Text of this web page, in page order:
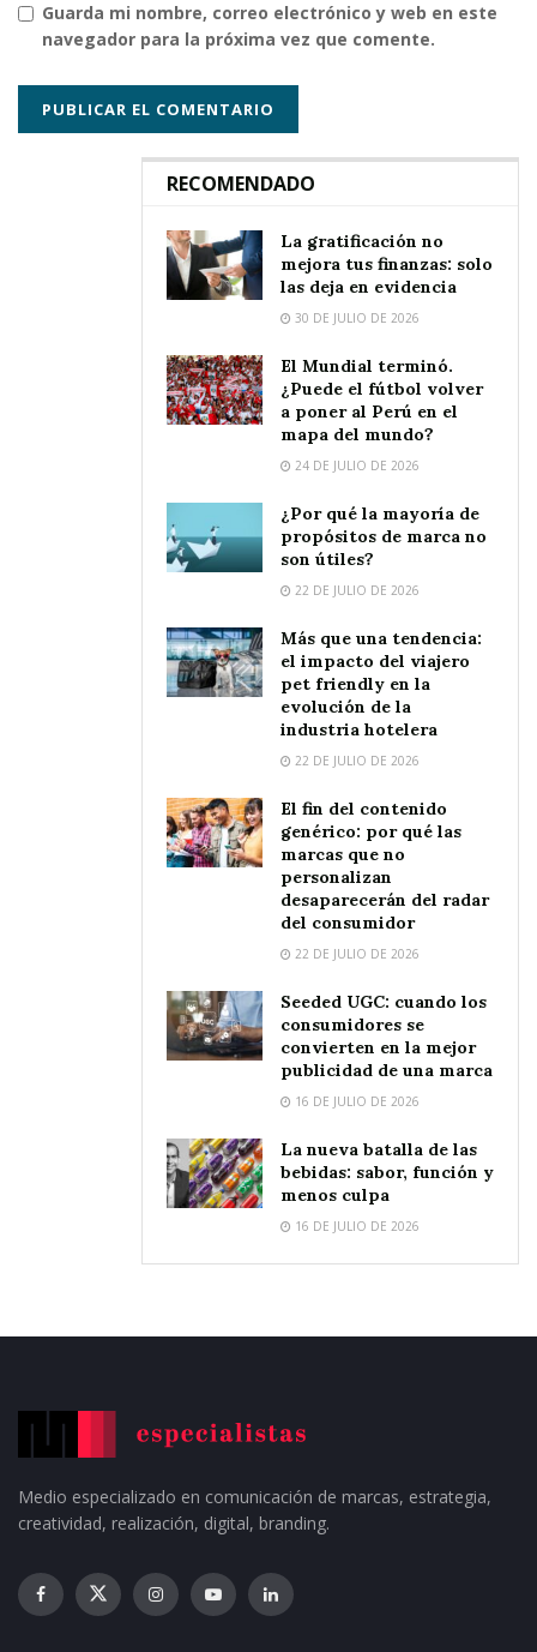
Guarda mi nombre, correo electrónico y web en este
navegador para la próxima vez que comente.
RECOMENDADO
La gratificación no
mejora tus finanzas: solo
las deja en evidencia
30 DE JULIO DE 2026
El Mundial terminó.
¿Puede el fútbol volver
a poner al Perú en el
mapa del mundo?
24 DE JULIO DE 2026
¿Por qué la mayoría de
propósitos de marca no
son útiles?
22 DE JULIO DE 2026
Más que una tendencia:
el impacto del viajero
pet friendly en la
evolución de la
industria hotelera
22 DE JULIO DE 2026
El fin del contenido
genérico: por qué las
marcas que no
personalizan
desaparecerán del radar
del consumidor
22 DE JULIO DE 2026
Seeded UGC: cuando los
consumidores se
convierten en la mejor
publicidad de una marca
16 DE JULIO DE 2026
La nueva batalla de las
bebidas: sabor, función y
menos culpa
16 DE JULIO DE 2026
Medio especializado en comunicación de marcas, estrategia,
creatividad, realización, digital, branding.